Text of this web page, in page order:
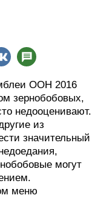
ООН 2016
зернобобовых,
недооценивают.
из
значительный
могут
меню